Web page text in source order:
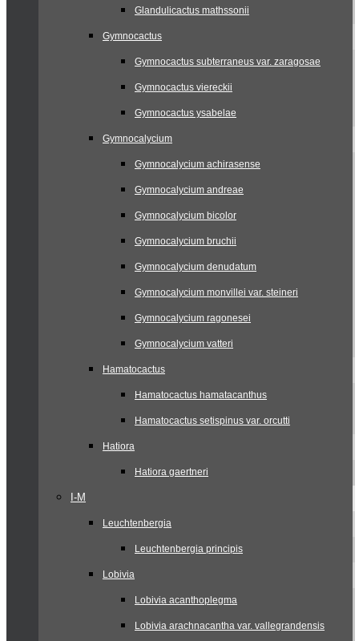
Glandulicactus mathssonii
Gymnocactus
Gymnocactus subterraneus var. zaragosae
Gymnocactus viereckii
Gymnocactus ysabelae
Gymnocalycium
Gymnocalycium achirasense
Gymnocalycium andreae
Gymnocalycium bicolor
Gymnocalycium bruchii
Gymnocalycium denudatum
Gymnocalycium monvillei var. steineri
Gymnocalycium ragonesei
Gymnocalycium vatteri
Hamatocactus
Hamatocactus hamatacanthus
Hamatocactus setispinus var. orcutti
Hatiora
Hatiora gaertneri
I-M
Leuchtenbergia
Leuchtenbergia principis
Lobivia
Lobivia acanthoplegma
Lobivia arachnacantha var. vallegrandensis